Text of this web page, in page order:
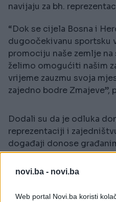
novi.ba - novi.ba
Web portal Novi.ba koristi
navijaju za bh.
“Dok se cijela Bosna i
dugoočekivanu sportsku
promociju naše zemlje
želimo omogućiti našim
vrijeme zauzmu svoja
zajedno bodre Zmajeve”,
Dodali su da je odluka
reprezentaciji i
događaji donose
“Svaki naš uspjeh
sutra zauzmimo pozicije